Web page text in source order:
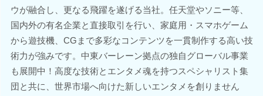
ウが融合し、更なる飛躍を遂げる当社。任天堂やソニー等、
国内外の有名企業と直接取引を行い、家庭用・スマホゲーム
から遊技機、CGまで多彩なコンテンツを一貫制作する高い技
術力が強みです。中東バーレーン拠点の独自グローバル事業
も展開中！高度な技術とエンタメ魂を持つスペシャリスト集
団と共に、世界市場へ向けた新しいエンタメを創りません